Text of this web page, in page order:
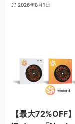
2026年8月1日
【最大72%OFF】